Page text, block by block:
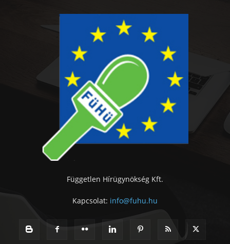
Független Hírügynökség Kft.
Kapcsolat: info@fuhu.hu